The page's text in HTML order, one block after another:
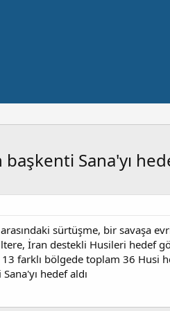
Sana'yı
sürtüşme, bir savaşa
İran destekli Husileri hedef
13 farklı bölgede toplam 36
hedef aldı